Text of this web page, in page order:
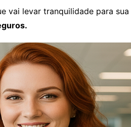
vai levar tranquilidade para sua